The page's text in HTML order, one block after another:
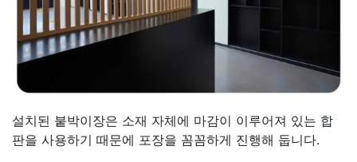
설치된 붙박이장은 소재 자체에 마감이 이루어져 있는 합
판을 사용하기 때문에 포장을 꼼꼼하게 진행해 둡니다.